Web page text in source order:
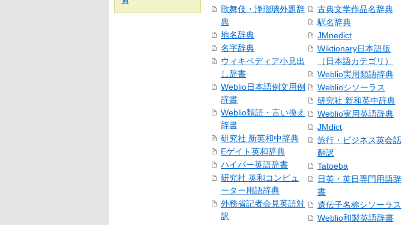
歌舞伎・浄瑠璃外題辞
典
地名辞典
名字辞典
ウィキペディア小見出
し辞書
Weblio日本語例文用例
辞書
Weblio類語・言い換え
辞書
研究社 新英和中辞典
Eゲイト英和辞典
ハイパー英語辞書
研究社 英和コンピュ
ーター用語辞典
外務省記者会見英語対
訳
古典文学作品名辞典
駅名辞典
JMnedict
Wiktionary日本語版
（日本語カテゴリ）
Weblio実用類語辞典
Weblioシソーラス
研究社 新和英中辞典
Weblio実用英語辞典
JMdict
旅行・ビジネス英会話
翻訳
Tatoeba
日英・英日専門用語辞
書
遺伝子名称シソーラス
Weblio和製英語辞書